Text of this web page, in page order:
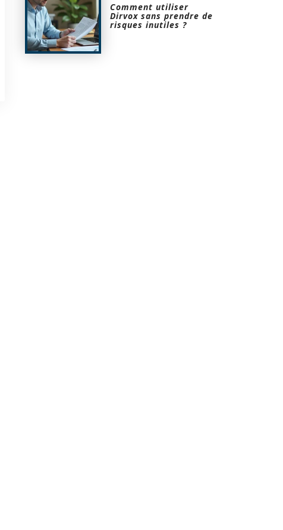
Comment utiliser
Dirvox sans prendre de
risques inutiles ?